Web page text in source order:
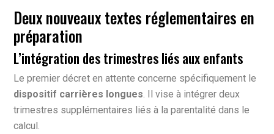
Deux nouveaux textes réglementaires en
préparation
L’intégration des trimestres liés aux enfants
Le premier décret en attente concerne spécifiquement le
dispositif carrières longues . Il vise à intégrer deux
trimestres supplémentaires liés à la parentalité dans le
calcul.